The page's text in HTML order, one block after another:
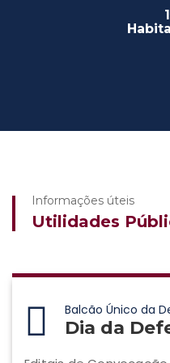
Informações úteis
Utilidades
Balcão Único da
Dia da